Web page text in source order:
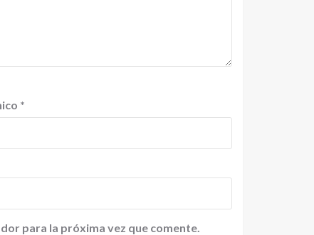
*
para la próxima vez que comente.